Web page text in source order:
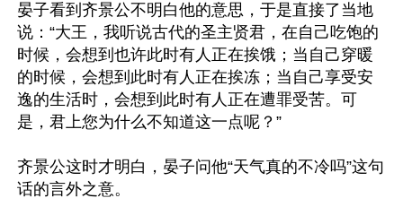
晏子看到齐景公不明白他的意思，于是直接了当地
说：“大王，我听说古代的圣主贤君，在自己吃饱的
时候，会想到也许此时有人正在挨饿；当自己穿暖
的时候，会想到此时有人正在挨冻；当自己享受安
逸的生活时，会想到此时有人正在遭罪受苦。可
是，君上您为什么不知道这一点呢？”
齐景公这时才明白，晏子问他“天气真的不冷吗”这句
话的言外之意。